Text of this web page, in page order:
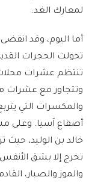
لمعارك الغد.
أما اليوم، وقد
تحولت الحجرات
تنتظم عشرات محلات
وتتجاور مع عشرات
والمكسرات التي
أصقاع آسيا. وعلى
خالد بن الوليد، حيث
تخرج إلا بشق
والموز والصبار،